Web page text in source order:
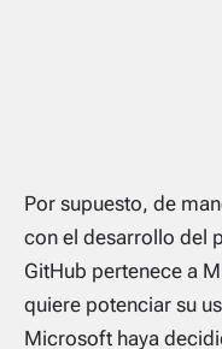
Por supuesto, de
con el desarrollo del
GitHub pertenece a
quiere potenciar su
Microsoft haya